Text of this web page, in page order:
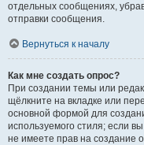
отдельных сообщениях,
отправки сообщения.
Вернуться к началу
Как мне создать опрос?
При создании темы или
щёлкните на вкладке или
основной формой для
используемого стиля; если
не имеете прав на создание